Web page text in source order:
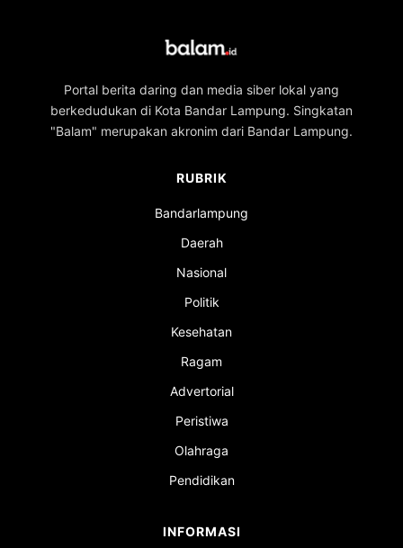
Portal berita daring dan media siber lokal yang
berkedudukan di Kota Bandar Lampung. Singkatan
"Balam" merupakan akronim dari Bandar Lampung.
RUBRIK
Bandarlampung
Daerah
Nasional
Politik
Kesehatan
Ragam
Advertorial
Peristiwa
Olahraga
Pendidikan
INFORMASI